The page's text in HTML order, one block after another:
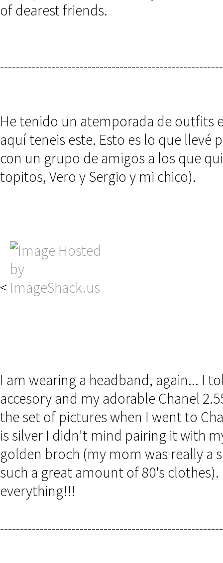
of dearest friends.
He tenido un atemporada de outfits
aquí teneis este. Esto es lo que llevé
con un grupo de amigos a los que
topitos, Vero y Sergio y mi chico).
<
I am wearing a headband, again... I
accesory and my adorable Chanel
the set of pictures when I went to
is silver I didn't mind pairing it with
golden broch (my mom was really a
such a great amount of 80's
everything!!!